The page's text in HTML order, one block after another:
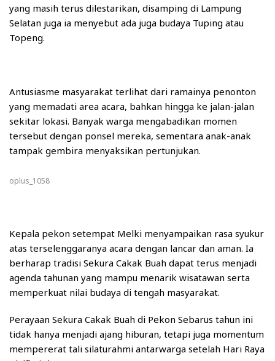
yang masih terus dilestarikan, disamping di Lampung
Selatan juga ia menyebut ada juga budaya Tuping atau
Topeng.
Antusiasme masyarakat terlihat dari ramainya penonton
yang memadati area acara, bahkan hingga ke jalan-jalan
sekitar lokasi. Banyak warga mengabadikan momen
tersebut dengan ponsel mereka, sementara anak-anak
tampak gembira menyaksikan pertunjukan.
oplus_1058
Kepala pekon setempat Melki menyampaikan rasa syukur
atas terselenggaranya acara dengan lancar dan aman. Ia
berharap tradisi Sekura Cakak Buah dapat terus menjadi
agenda tahunan yang mampu menarik wisatawan serta
memperkuat nilai budaya di tengah masyarakat.
Perayaan Sekura Cakak Buah di Pekon Sebarus tahun ini
tidak hanya menjadi ajang hiburan, tetapi juga momentum
mempererat tali silaturahmi antarwarga setelah Hari Raya